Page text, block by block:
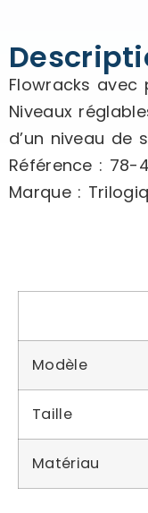
Flowracks
Niveaux
d’un niveau de
Référence : 78-4
Marque : Trilogiq
Modèle
Taille
Matériau